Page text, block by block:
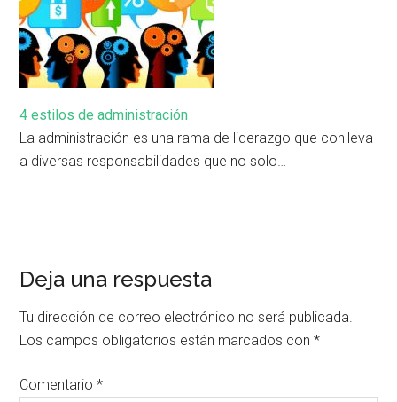
4 estilos de administración
La administración es una rama de liderazgo que conlleva
a diversas responsabilidades que no solo…
Deja una respuesta
Tu dirección de correo electrónico no será publicada.
Los campos obligatorios están marcados con*
Comentario*